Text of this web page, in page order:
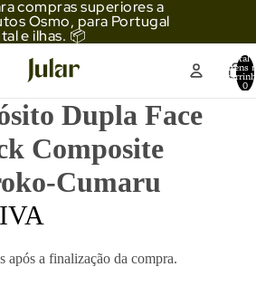
compras superiores a
Osmo, para Portugal
e ilhas. 📦
Total
itens
0
Dupla Face
Composite
Cumaru
após a finalização da compra.